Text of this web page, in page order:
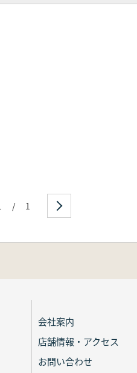
/ 1
会社案内
店舗情報・アクセス
お問い合わせ